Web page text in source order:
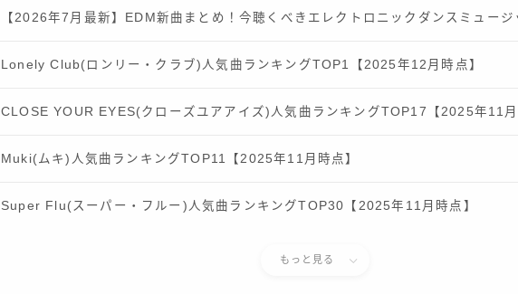
【2026年7月最新】EDM新曲まとめ！今聴くべきエレクトロニックダンスミュージ
Lonely Club(ロンリー・クラブ)人気曲ランキングTOP1【2025年12月時点】
CLOSE YOUR EYES(クローズユアアイズ)人気曲ランキングTOP17【2025年11月
Muki(ムキ)人気曲ランキングTOP11【2025年11月時点】
Super Flu(スーパー・フルー)人気曲ランキングTOP30【2025年11月時点】
もっと見る